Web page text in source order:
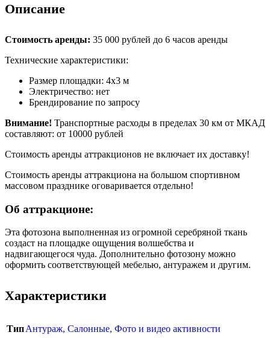
Описание
Стоимость аренды: 35 000 рублей до 6 часов аренды
Технические характеристики:
Размер площадки: 4х3 м
Электричество: нет
Брендирование по запросу
Внимание! Транспортные расходы в пределах 30 км от МКАД
составляют: от 10000 рублей
Стоимость аренды аттракционов не включает их доставку!
Стоимость аренды аттракциона на большом спортивном
массовом празднике оговаривается отдельно!
Об аттракционе:
Эта фотозона выполненная из огромной серебряной ткань
создаст на площадке ощущения волшебства и
надвигающегося чуда. Дополнительно фотозону можно
оформить соответствующей мебелью, антуражем и другим.
Характеристики
ТипАнтураж, Салонные, Фото и видео активности